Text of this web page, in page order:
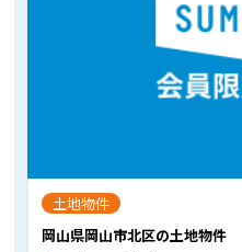
土地物件
岡山県岡山市北区の土地物件